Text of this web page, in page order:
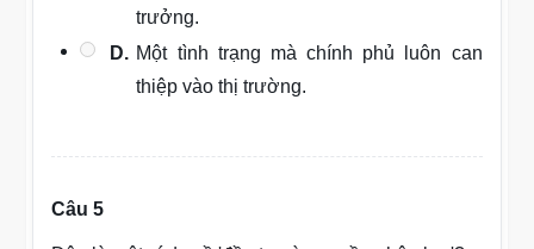
trưởng.
D. Một tình trạng mà chính phủ luôn can
thiệp vào thị trường.
Câu 5